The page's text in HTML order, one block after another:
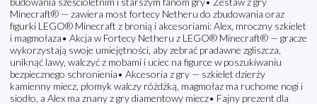
Minecraft® — zawiera most fortecy Netheru do zbudowania oraz
figurki LEGO® Minecraft z bronią i akcesoriami: Alex, mroczny szkielet
i magmołaza• Akcja w Fortecy Netheru z LEGO® Minecraft® — gracze
wykorzystają swoje umiejętności, aby zebrać pradawne zgliszcza,
uniknąć lawy, walczyć z mobami i uciec na figurce w poszukiwaniu
bezpiecznego schronienia• Akcesoria z gry — szkielet dzierży
kamienny miecz, płomyk walczy różdżką, magmołaz ma ruchome nogi i
siodło, a Alex ma znany z gry diamentowy miecz• Fajny prezent dla